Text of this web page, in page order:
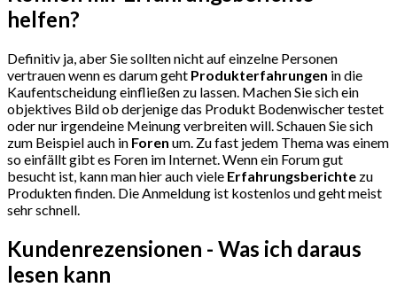
helfen?
Definitiv ja, aber Sie sollten nicht auf einzelne Personen
vertrauen wenn es darum geht Produkterfahrungen in die
Kaufentscheidung einfließen zu lassen. Machen Sie sich ein
objektives Bild ob derjenige das Produkt Bodenwischer testet
oder nur irgendeine Meinung verbreiten will. Schauen Sie sich
zum Beispiel auch in Foren um. Zu fast jedem Thema was einem
so einfällt gibt es Foren im Internet. Wenn ein Forum gut
besucht ist, kann man hier auch viele Erfahrungsberichte zu
Produkten finden. Die Anmeldung ist kostenlos und geht meist
sehr schnell.
Kundenrezensionen - Was ich daraus
lesen kann